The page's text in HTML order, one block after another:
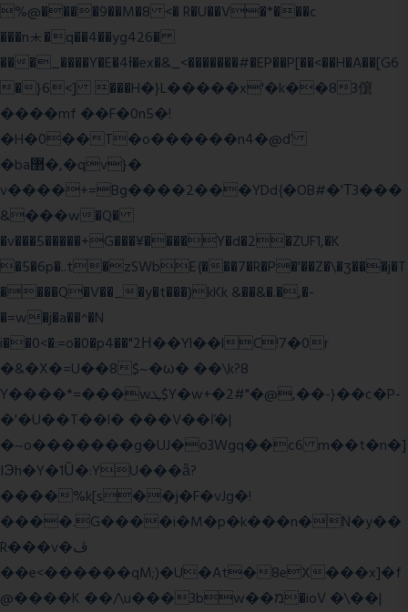
%@����9��M�8 <� R�U��V�*���c
���n⯸�q��4��yg426�
���_����Y�E�4Ɨ�ex�&_<�������#�EP��P[��<��H�A��[G6
�}6<] ���H�}L�����x'�k��83僒
����mf ��F�0n5�!
�H�0��T�o������n4�@ď
�ba޲�,�qv}�
v����+=Bg����2���YDd{�OB#�'Τ3���
&���w�Q�
�v���5�����+G���¥����Y�d�2�ZUF1,�K
�5�6p�..t�zSWbE{���7�R�P�'��Z�\�ʒ���j�T
����Q�V��_�y�t���)kKk &��&�.�,�-
�=w�j�a��^�N
i��0<�:=o�0�p4��"2Η��Yl��lC!7�0r
�&�X�=U��8$~�ω� ��\k?8
Y����*=���wܛ$Y�w+�2#"�@,��-}��c�P-
�'�U��T��l� ���V��ľ�|
�~o�������g�UJ�o3Wgq��c6 m��t�n�]
IЭh�Y�1Ȕ�:YU���ǟ?
����%k[s��j�F�vJg�!
����.G����i�M�p�k���n�N�y��
R���v�ڤ
��e<������qM;)�U�At�8eX���x]�f
@����K ��/\u���3bw��מ�ioV �\��|